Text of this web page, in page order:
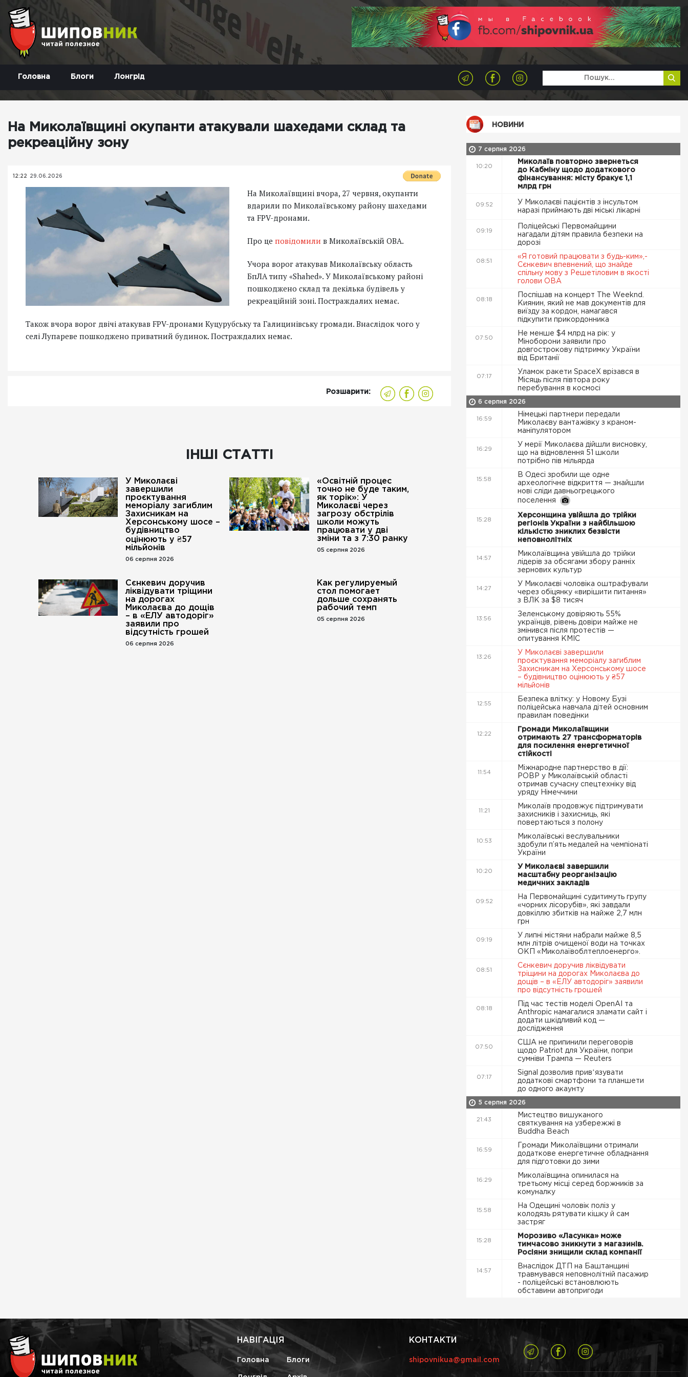
Головна Блоги Лонгрід
На Миколаївщині окупанти атакували шахедами склад та
рекреаційну зону
12:22 29.06.2026
На Миколаївщині вчора, 27 червня, окупанти
вдарили по Миколаївському району шахедами
та FPV-дронами.
Про це повідомили в Миколаївській ОВА.
Учора ворог атакував Миколаївську область
БпЛА типу «Shahed». У Миколаївському районі
пошкоджено склад та декілька будівель у
рекреаційній зоні. Постраждалих немає.
Також вчора ворог двічі атакував FPV-дронами Куцурубську та Галицинівську громади. Внаслідок чого у
селі Лупареве пошкоджено приватний будинок. Постраждалих немає.
Розшарити:
ІНШІ СТАТТІ
У Миколаєві
завершили
проєктування
меморіалу загиблим
Захисникам на
Херсонському шосе –
будівництво
оцінюють у ₴57
мільйонів
06 серпня 2026
«Освітній процес
точно не буде таким,
як торік»: У
Миколаєві через
загрозу обстрілів
школи можуть
працювати у дві
зміни та з 7:30 ранку
05 серпня 2026
Сєнкевич доручив
ліквідувати тріщини
на дорогах
Миколаєва до дощів
– в «ЕЛУ автодоріг»
заявили про
відсутність грошей
06 серпня 2026
Как регулируемый
стол помогает
дольше сохранять
рабочий темп
05 серпня 2026
НОВИНИ
7 серпня 2026
10:20
Миколаїв повторно звернеться
до Кабміну щодо додаткового
фінансування: місту бракує 1,1
млрд грн
09:52
У Миколаєві пацієнтів з інсультом
наразі приймають дві міські лікарні
09:19
Поліцейські Первомайщини
нагадали дітям правила безпеки на
дорозі
08:51
«Я готовий працювати з будь-ким»,-
Сєнкевич впевнений, що знайде
спільну мову з Решетіловим в якості
голови ОВА
08:18
Поспішав на концерт The Weeknd.
Киянин, який не мав документів для
виїзду за кордон, намагався
підкупити прикордонника
07:50
Не менше $4 млрд на рік: у
Міноборони заявили про
довгострокову підтримку України
від Британії
07:17
Уламок ракети SpaceX врізався в
Місяць після півтора року
перебування в космосі
6 серпня 2026
16:59
Німецькі партнери передали
Миколаєву вантажівку з краном-
маніпулятором
16:29
У мерії Миколаєва дійшли висновку,
що на відновлення 51 школи
потрібно пів мільярда
15:58
В Одесі зробили ще одне
археологічне відкриття — знайшли
нові сліди давньогрецького
поселення
15:28
Херсонщина увійшла до трійки
регіонів України з найбільшою
кількістю зниклих безвісти
неповнолітніх
14:57
Миколаївщина увійшла до трійки
лідерів за обсягами збору ранніх
зернових культур
14:27
У Миколаєві чоловіка оштрафували
через обіцянку «вирішити питання»
з ВЛК за $8 тисяч
13:56
Зеленському довіряють 55%
українців, рівень довіри майже не
змінився після протестів —
опитування КМІС
13:26
У Миколаєві завершили
проєктування меморіалу загиблим
Захисникам на Херсонському шосе
– будівництво оцінюють у ₴57
мільйонів
12:55
Безпека влітку: у Новому Бузі
поліцейська навчала дітей основним
правилам поведінки
12:22
Громади Миколаївщини
отримають 27 трансформаторів
для посилення енергетичної
стійкості
11:54
Міжнародне партнерство в дії:
РОВР у Миколаївській області
отримав сучасну спецтехніку від
уряду Німеччини
11:21
Миколаїв продовжує підтримувати
захисників і захисниць, які
повертаються з полону
10:53
Миколаївські веслувальники
здобули п’ять медалей на чемпіонаті
України
10:20
У Миколаєві завершили
масштабну реорганізацію
медичних закладів
09:52
На Первомайщині судитимуть групу
«чорних лісорубів», які завдали
довкіллю збитків на майже 2,7 млн
грн
09:19
У липні містяни набрали майже 8,5
млн літрів очищеної води на точках
ОКП «Миколаївоблтеплоенерго».
08:51
Сєнкевич доручив ліквідувати
тріщини на дорогах Миколаєва до
дощів – в «ЕЛУ автодоріг» заявили
про відсутність грошей
08:18
Під час тестів моделі OpenAI та
Anthropic намагалися зламати сайт і
додати шкідливий код —
дослідження
07:50
США не припинили переговорів
щодо Patriot для України, попри
сумніви Трампа — Reuters
07:17
Signal дозволив привʼязувати
додаткові смартфони та планшети
до одного акаунту
5 серпня 2026
21:43
Мистецтво вишуканого
святкування на узбережжі в
Buddha Beach
16:59
Громади Миколаївщини отримали
додаткове енергетичне обладнання
для підготовки до зими
16:29
Миколаївщина опинилася на
третьому місці серед боржників за
комуналку
15:58
На Одещині чоловік поліз у
колодязь рятувати кішку й сам
застряг
15:28
Морозиво «Ласунка» може
тимчасово зникнути з магазинів.
Росіяни знищили склад компанії
14:57
Внаслідок ДТП на Баштанщині
травмувався неповнолітній пасажир
- поліцейські встановлюють
обставини автопригоди
НАВІГАЦІЯ
Головна Блоги
КОНТАКТИ
shipovnikua@gmail.com